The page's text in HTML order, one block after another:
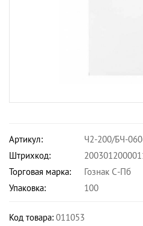
Артикул:
Ч2-200/БЧ-
Штрихкод:
Торговая марка:
Гознак С-Пб
Упаковка:
100
Код товара: 011053